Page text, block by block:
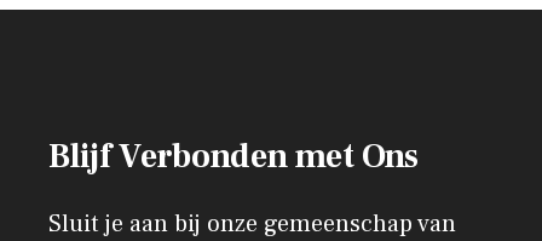
Blijf Verbonden met Ons
Sluit je aan bij onze gemeenschap van